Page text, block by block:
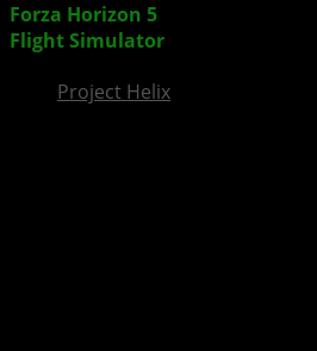
Forza Horizon 5
Flight Simulator
Project Helix